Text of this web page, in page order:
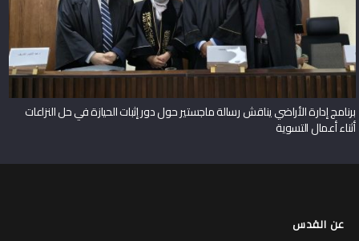
برنامج إدارة الأراضي يناقش رسالة ماجستير حول دور إثبات الحيازة في حل النزاعات
أثناء أعمال التسوية
عن القدس